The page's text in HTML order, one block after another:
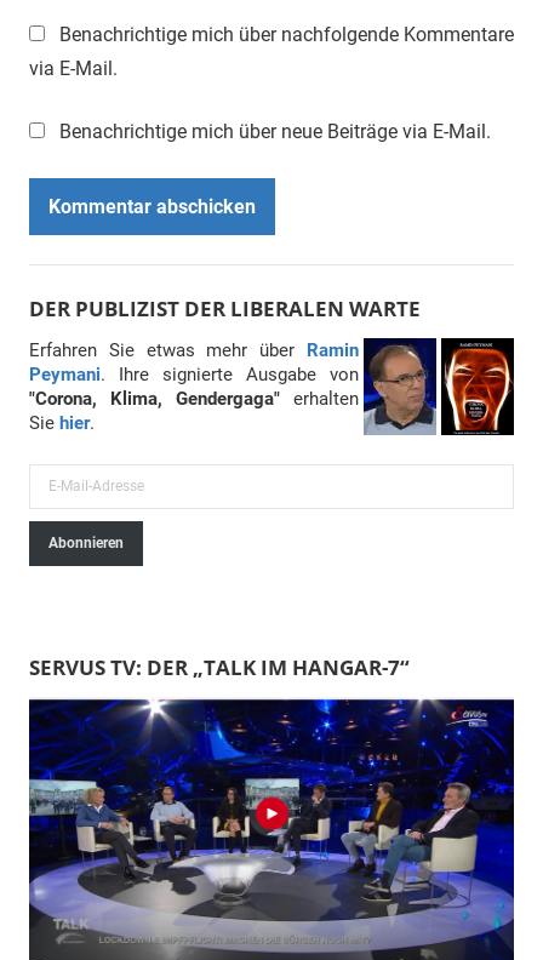
Benachrichtige mich über nachfolgende Kommentare
via E-Mail.
Benachrichtige mich über neue Beiträge via E-Mail.
DER PUBLIZIST DER LIBERALEN WARTE
Erfahren Sie etwas mehr über Ramin
Peymani. Ihre signierte Ausgabe von
"Corona, Klima, Gendergaga" erhalten
Sie hier.
-
-
A
d
r
e
s
s
Abonnieren
SERVUS TV: DER „TALK IM HANGAR-7“